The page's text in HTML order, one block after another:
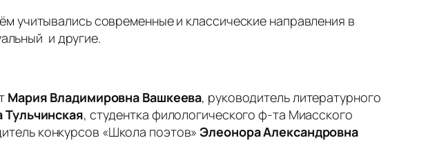
учитывались современные и классические направления в
и другие.
Мария Владимировна Вашкеева, руководитель литературного
, студентка филологического ф-та Миасского
конкурсов «Школа поэтов»Элеонора Александровна